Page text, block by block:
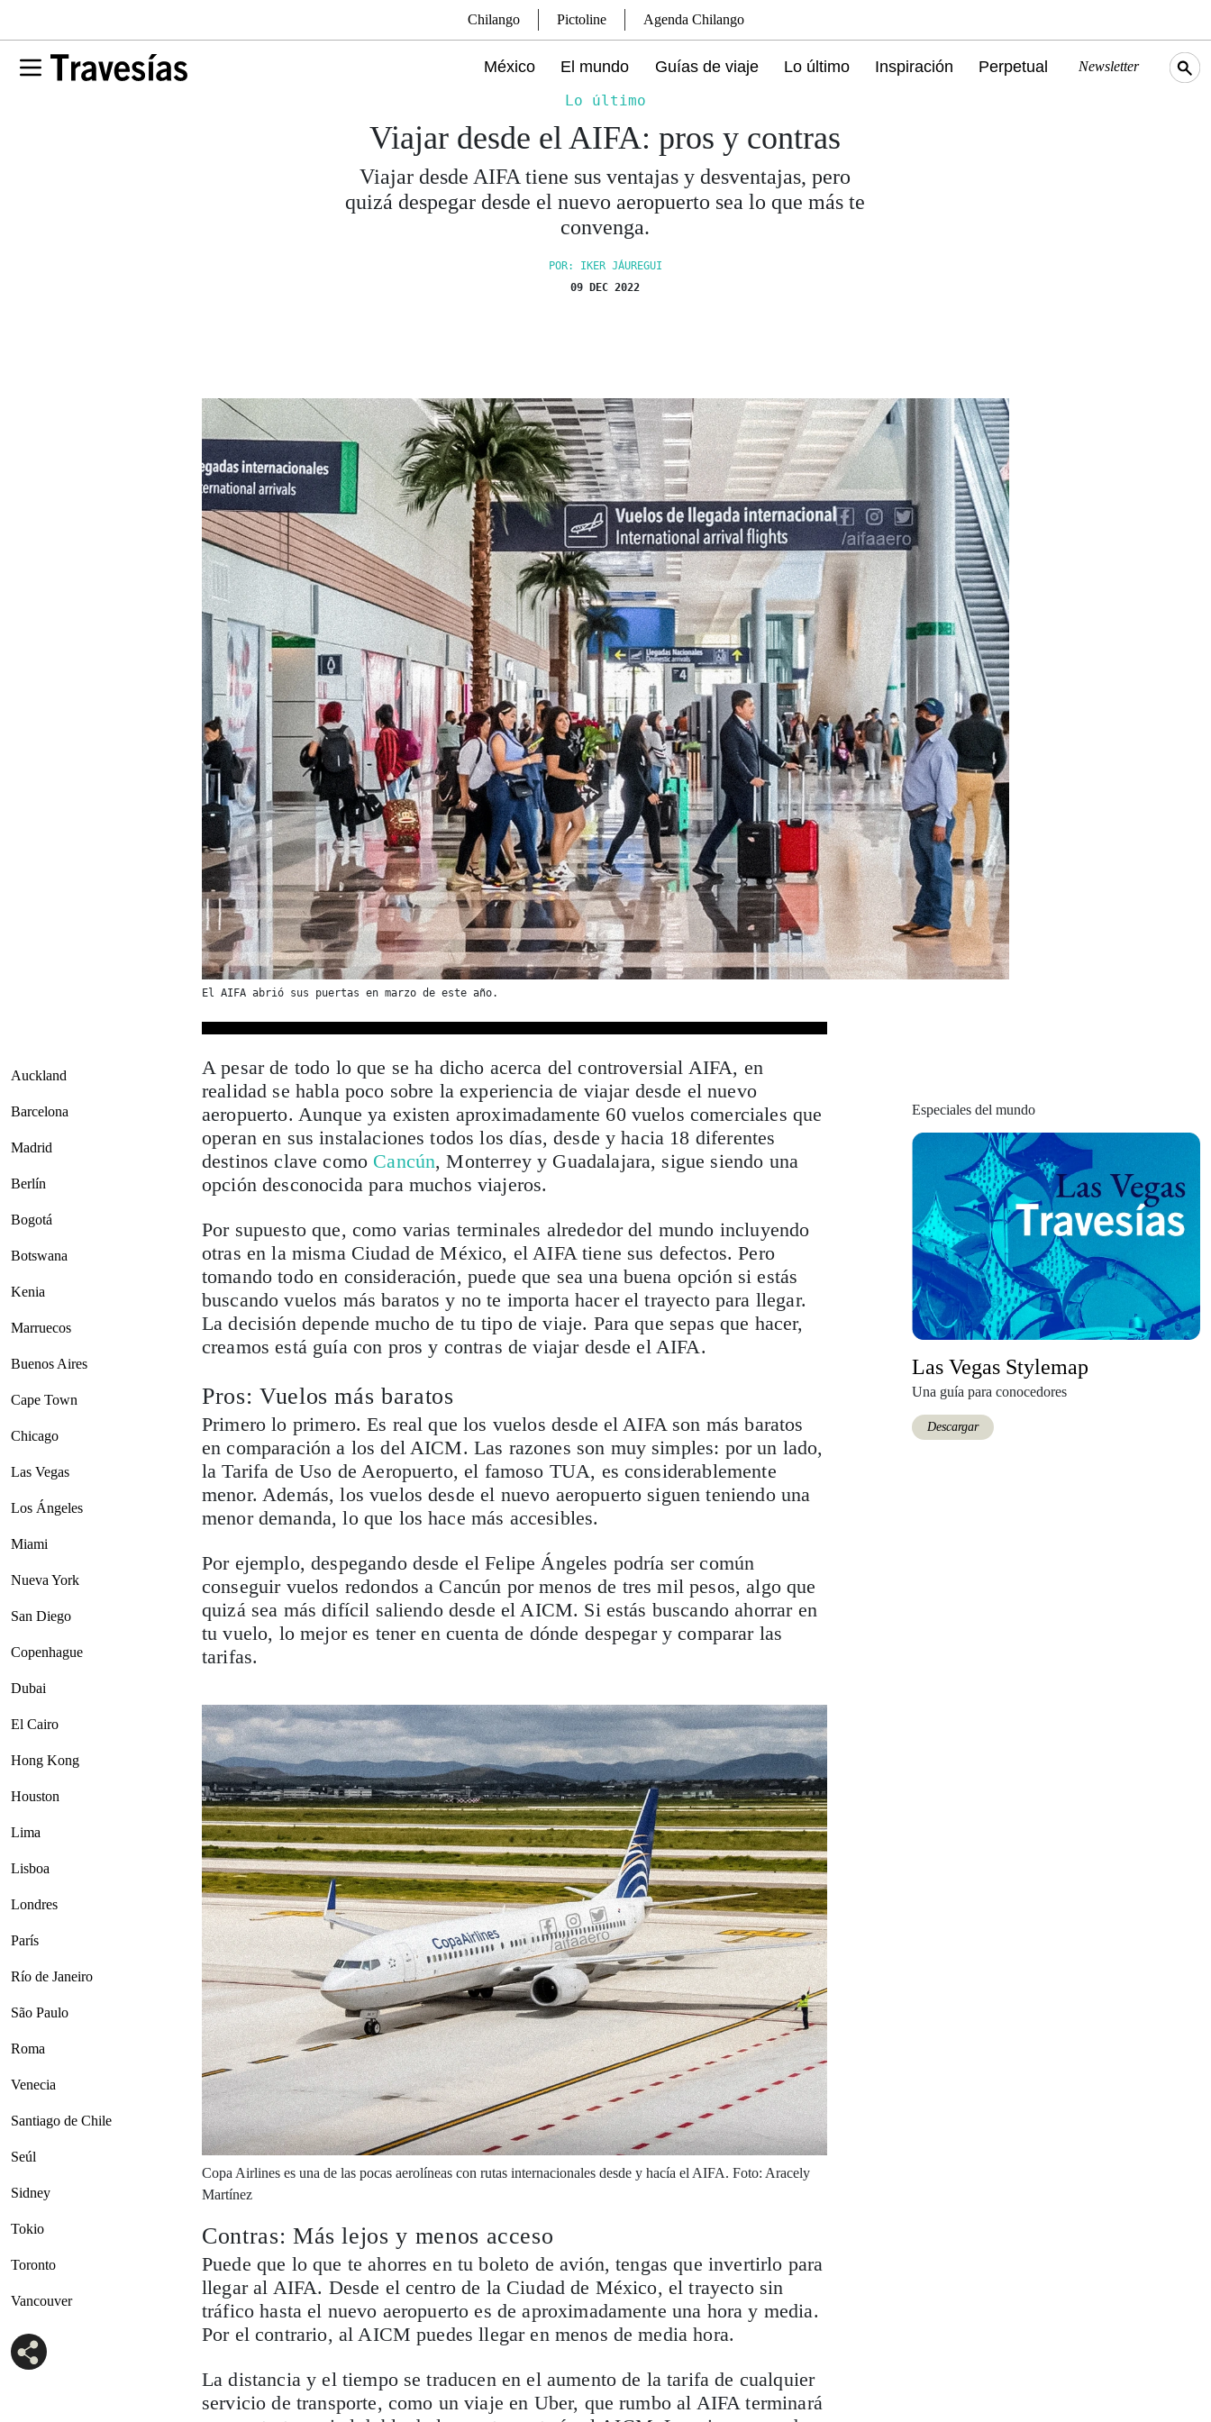
Chilango Pictoline Agenda Chilango
México El mundo Guías de viaje Lo último Inspiración Perpetual Newsletter
Lo último
Viajar desde el AIFA: pros y contras
Viajar desde AIFA tiene sus ventajas y desventajas, pero
quizá despegar desde el nuevo aeropuerto sea lo que más te
convenga.
POR: IKER JÁUREGUI
09 DEC 2022
El AIFA abrió sus puertas en marzo de este año.
Auckland
Barcelona
Madrid
Berlín
Bogotá
Botswana
Kenia
Marruecos
Buenos Aires
Cape Town
Chicago
Las Vegas
Los Ángeles
Miami
Nueva York
San Diego
Copenhague
Dubai
El Cairo
Hong Kong
Houston
Lima
Lisboa
Londres
París
Río de Janeiro
São Paulo
Roma
Venecia
Santiago de Chile
Seúl
Sidney
Tokio
Toronto
Vancouver
A pesar de todo lo que se ha dicho acerca del controversial AIFA, en
realidad se habla poco sobre la experiencia de viajar desde el nuevo
aeropuerto. Aunque ya existen aproximadamente 60 vuelos comerciales que
operan en sus instalaciones todos los días, desde y hacia 18 diferentes
destinos clave como Cancún, Monterrey y Guadalajara, sigue siendo una
opción desconocida para muchos viajeros.
Por supuesto que, como varias terminales alrededor del mundo incluyendo
otras en la misma Ciudad de México, el AIFA tiene sus defectos. Pero
tomando todo en consideración, puede que sea una buena opción si estás
buscando vuelos más baratos y no te importa hacer el trayecto para llegar.
La decisión depende mucho de tu tipo de viaje. Para que sepas que hacer,
creamos está guía con pros y contras de viajar desde el AIFA.
Pros: Vuelos más baratos
Primero lo primero. Es real que los vuelos desde el AIFA son más baratos
en comparación a los del AICM. Las razones son muy simples: por un lado,
la Tarifa de Uso de Aeropuerto, el famoso TUA, es considerablemente
menor. Además, los vuelos desde el nuevo aeropuerto siguen teniendo una
menor demanda, lo que los hace más accesibles.
Por ejemplo, despegando desde el Felipe Ángeles podría ser común
conseguir vuelos redondos a Cancún por menos de tres mil pesos, algo que
quizá sea más difícil saliendo desde el AICM. Si estás buscando ahorrar en
tu vuelo, lo mejor es tener en cuenta de dónde despegar y comparar las
tarifas.
Copa Airlines es una de las pocas aerolíneas con rutas internacionales desde y hacía el AIFA. Foto: Aracely
Martínez
Contras: Más lejos y menos acceso
Puede que lo que te ahorres en tu boleto de avión, tengas que invertirlo para
llegar al AIFA. Desde el centro de la Ciudad de México, el trayecto sin
tráfico hasta el nuevo aeropuerto es de aproximadamente una hora y media.
Por el contrario, al AICM puedes llegar en menos de media hora.
La distancia y el tiempo se traducen en el aumento de la tarifa de cualquier
servicio de transporte, como un viaje en Uber, que rumbo al AIFA terminará
Especiales del mundo
Las Vegas Stylemap
Una guía para conocedores
Descargar